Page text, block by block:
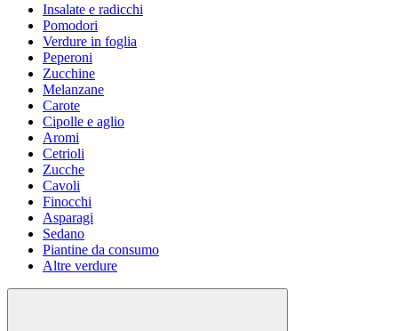
Insalate e radicchi
Pomodori
Verdure in foglia
Peperoni
Zucchine
Melanzane
Carote
Cipolle e aglio
Aromi
Cetrioli
Zucche
Cavoli
Finocchi
Asparagi
Sedano
Piantine da consumo
Altre verdure